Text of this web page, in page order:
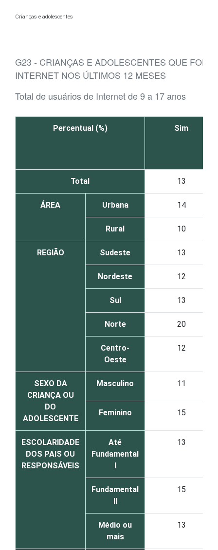
Crianças e adolescentes
G23 - CRIANÇAS E ADOLESCENTES QUE
INTERNET NOS ÚLTIMOS 12 MESES
Total de usuários de Internet de 9 a 17 anos
Percentual (%) Sim
Total 13
ÁREA Urbana 14
Rural 10
REGIÃO Sudeste 13
Nordeste 12
Sul 13
Norte 20
Centro-
Oeste
12
SEXO DA
CRIANÇA OU
DO
ADOLESCENTE
Masculino 11
Feminino 15
ESCOLARIDADE
DOS PAIS OU
RESPONSÁVEIS
Até
Fundamental
I
13
Fundamental
II
15
Médio ou
mais
13